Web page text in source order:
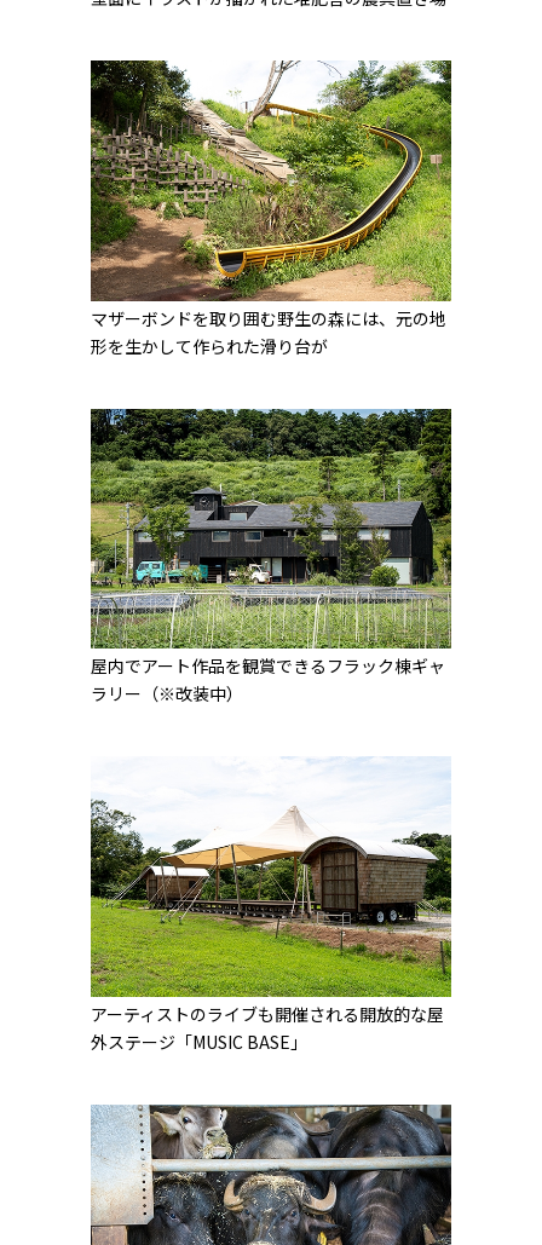
マザーボンドを取り囲む野生の森には、元の地
形を生かして作られた滑り台が
屋内でアート作品を観賞できるフラック棟ギャ
ラリー（※改装中）
アーティストのライブも開催される開放的な屋
外ステージ「MUSIC BASE」